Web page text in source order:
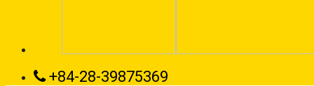
+84-28-39875369